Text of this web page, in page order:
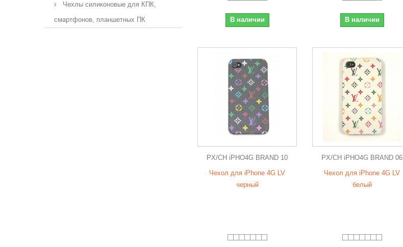
Чехлы силиконовые для КПК,
смартфонов, планшетных ПК
В наличии В наличии
PX/CH iPHO4G BRAND 10
Чехол для iPhone 4G LV
черный
PX/CH iPHO4G BRAND 06
Чехол для iPhone 4G LV
белый